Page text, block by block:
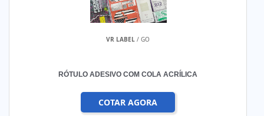
VR LABEL / GO
RÓTULO ADESIVO COM COLA ACRÍLICA
COTAR AGORA